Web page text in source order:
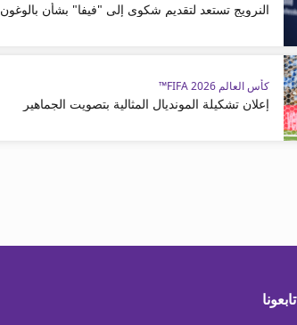
النرويج تستعد لتقديم شكوى إلى "فيفا" بشأن بالوغون
كأس العالم FIFA 2026™
إعلان تشكيلة المونديال المثالية بتصويت الجماهير
تابعونا